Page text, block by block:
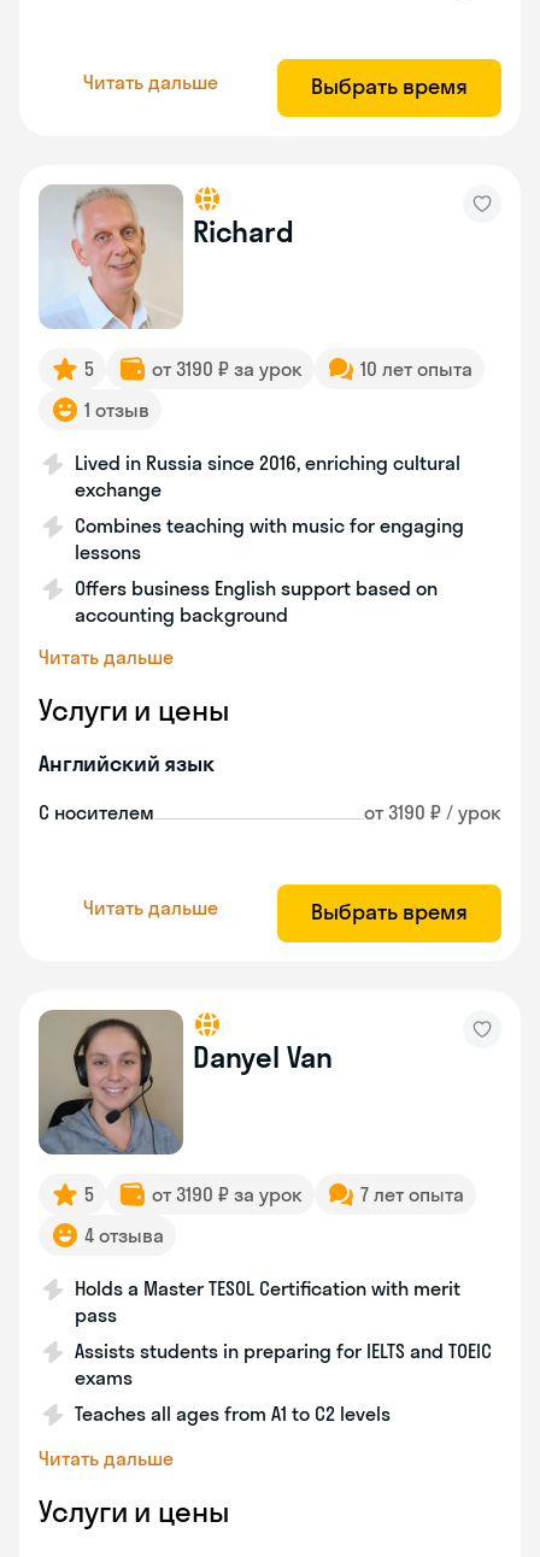
Читать дальше Выбрать время
Richard
5 от 3190 ₽ за урок
10 лет опыта
1 отзыв
Lived in Russia since 2016, enriching cultural
exchange
Combines teaching with music for engaging
lessons
Offers business English support based on
accounting background
Читать дальше
Услуги и цены
Английский язык
С носителем от 3190 ₽ / урок
Читать дальше Выбрать время
Danyel Van
5 от 3190 ₽ за урок
7 лет опыта
4 отзыва
Holds a Master TESOL Certification with merit
pass
Assists students in preparing for IELTS and TOEIC
exams
Teaches all ages from A1 to C2 levels
Читать дальше
Услуги и цены